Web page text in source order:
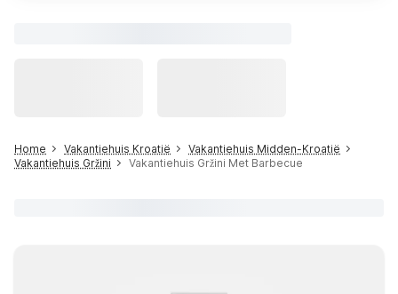
Home Vakantiehuis Kroatië
Vakantiehuis Midden-Kroatië
Vakantiehuis Gržini
Vakantiehuis Gržini Met Barbecue